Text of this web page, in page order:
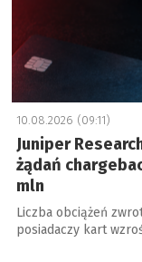
10.08.2026 (09:11)
Juniper
żądań
mln
Liczba obciążeń
posiadaczy kart